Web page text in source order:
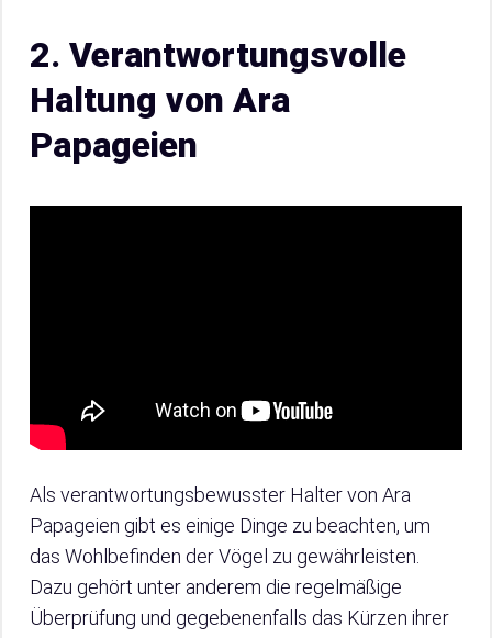
2. Verantwortungsvolle
Haltung von Ara
Papageien
Als verantwortungsbewusster Halter von Ara
Papageien gibt es einige Dinge zu beachten, um
das Wohlbefinden der Vögel zu gewährleisten.
Dazu gehört unter anderem die regelmäßige
Überprüfung und gegebenenfalls das Kürzen ihrer